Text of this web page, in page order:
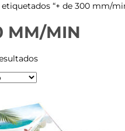
“+ de 300 mm/
MM/MIN